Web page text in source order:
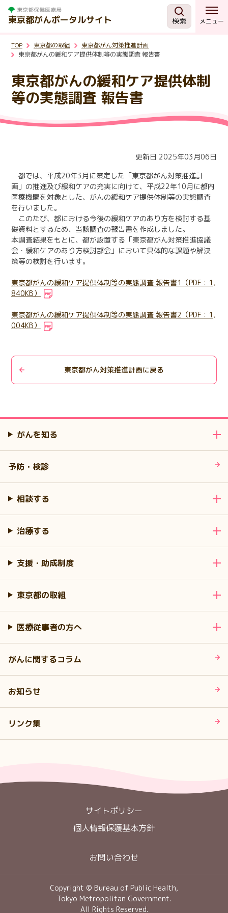
東京都がんポータルサイト 検索 メニュー
がんを知る
予防・検診
支援・助成制度
東京都の取組
医療従事者の方へ
言語切替
日本語
English
한국어
简体中文
TOP 東京都の取組
東京都がん対策推進計画
東京都がんの緩和ケア提供体制等の実態調査 報告書
東京都がんの緩和ケア提供体制
等の実態調査 報告書
更新日 2025年03月06日
都では、平成20年3月に策定した「東京都がん対策推進計
画」の推進及び緩和ケアの充実に向けて、平成22年10月に都内
医療機関を対象とした、がんの緩和ケア提供体制等の実態調査
を行いました。
このたび、都における今後の緩和ケアのあり方を検討する基
礎資料とするため、当該調査の報告書を作成しました。
本調査結果をもとに、都が設置する「東京都がん対策推進協議
会・緩和ケアのあり方検討部会」において具体的な課題や解決
策等の検討を行います。
東京都がんの緩和ケア提供体制等の実態調査 報告書1（PDF：1,
840KB）
東京都がんの緩和ケア提供体制等の実態調査 報告書2（PDF：1,
004KB）
東京都がん対策推進計画に戻る
がんを知る
予防・検診
相談する
治療する
支援・助成制度
東京都の取組
医療従事者の方へ
がんに関するコラム
お知らせ
リンク集
サイトポリシー
個人情報保護基本方針
お問い合わせ
Copyright © Bureau of Public Health,
Tokyo Metropolitan Government.
All Rights Reserved.